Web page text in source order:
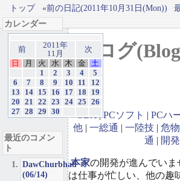
トップ «前の日記(2011年10月31日(Mon))
ブログ
GBA|PCソフト | PCハ
他 | 一総通 | 一陸技 | 危
通 | 開発
本家の開発が進んでいま
は仕事が忙しい、他の趣
カレンダー
前
2011年
11月
次
日
月 火 水 木 金
土
1
2 3 4
5
6
7 8 9 10 11
12
13
14 15 16 17 18
19
20
21 22 23 24 25
26
27 28 29 30
最近のコメン
ト
DawChurbhab
(06/14)